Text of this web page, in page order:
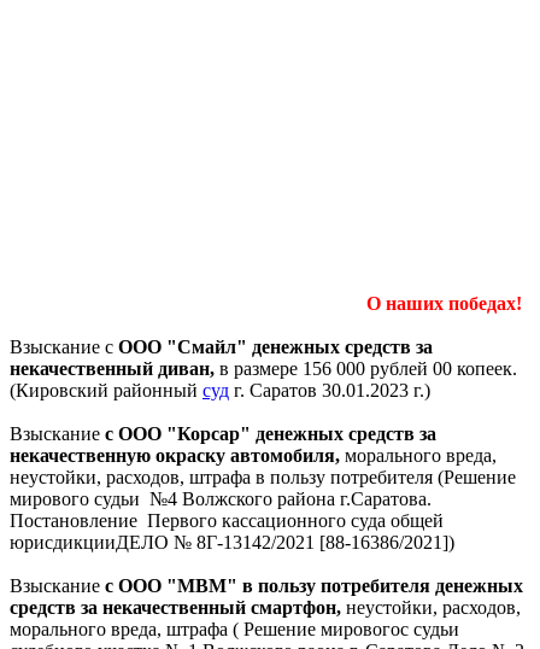
О наших победах!
Взыскание с ООО "Смайл" денежных средств за
некачественный диван, в размере 156 000 рублей 00 копеек.
(Кировский районный суд г. Саратов 30.01.2023 г.)
Взыскание с ООО "Корсар" денежных средств за
некачественную окраску автомобиля, морального вреда,
неустойки, расходов, штрафа в пользу потребителя (Решение
мирового судьи №4 Волжского района г.Саратова.
Постановление Первого кассационного суда общей
юрисдикцииДЕЛО № 8Г-13142/2021 [88-16386/2021])
Взыскание с ООО "МВМ" в пользу потребителя денежных
средств за некачественный смартфон, неустойки, расходов,
морального вреда, штрафа ( Решение мировогос судьи